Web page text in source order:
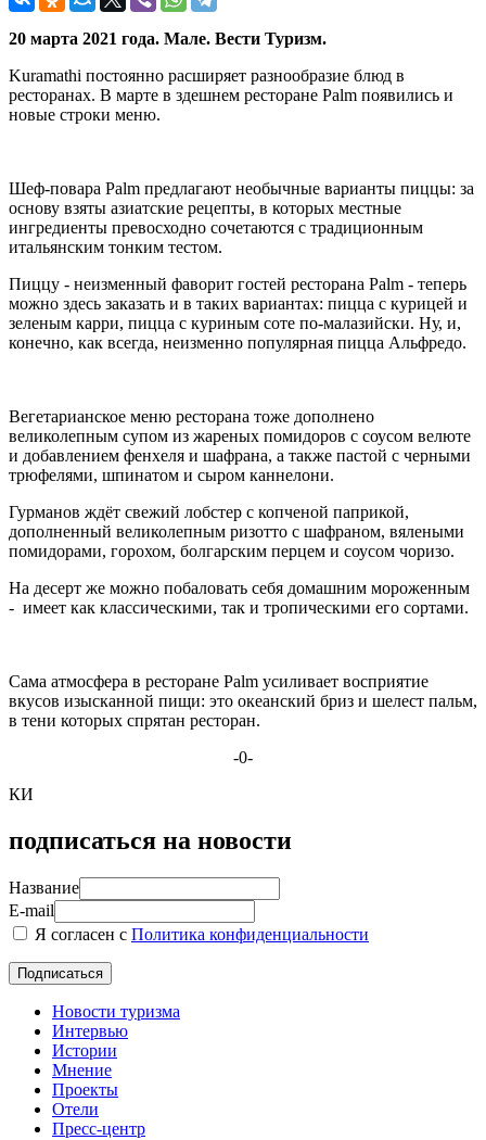
20 марта 2021 года. Мале. Вести Туризм.
Kuramathi постоянно расширяет разнообразие блюд в
ресторанах. В марте в здешнем ресторане Palm появились и
новые строки меню.
Шеф-повара Palm предлагают необычные варианты пиццы: за
основу взяты азиатские рецепты, в которых местные
ингредиенты превосходно сочетаются с традиционным
итальянским тонким тестом.
Пиццу - неизменный фаворит гостей ресторана Palm - теперь
можно здесь заказать и в таких вариантах: пицца с курицей и
зеленым карри, пицца с куриным соте по-малазийски. Ну, и,
конечно, как всегда, неизменно популярная пицца Альфредо.
Вегетарианское меню ресторана тоже дополнено
великолепным супом из жареных помидоров с соусом велюте
и добавлением фенхеля и шафрана, а также пастой c черными
трюфелями, шпинатом и сыром каннелони.
Гурманов ждёт свежий лобстер с копченой паприкой,
дополненный великолепным ризотто с шафраном, вялеными
помидорами, горохом, болгарским перцем и соусом чоризо.
На десерт же можно побаловать себя домашним мороженным
- имеет как классическими, так и тропическими его сортами.
Сама атмосфера в ресторане Palm усиливает восприятие
вкусов изысканной пищи: это океанский бриз и шелест пальм,
в тени которых спрятан ресторан.
-0-
КИ
подписаться на новости
Название
E-mail
Я согласен с Политика конфиденциальности
Новости туризма
Интервью
Истории
Мнение
Проекты
Отели
Пресс-центр